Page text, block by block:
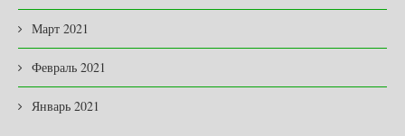
Март 2021
Февраль 2021
Январь 2021